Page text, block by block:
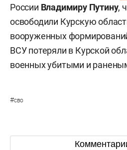
России Владимиру Путину,
освободили Курскую
вооруженных
ВСУ потеряли в Курской
военных убитыми и
#сво